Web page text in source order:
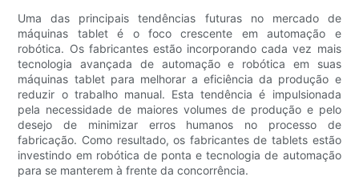
Uma das principais tendências futuras no mercado de
máquinas tablet é o foco crescente em automação e
robótica. Os fabricantes estão incorporando cada vez mais
tecnologia avançada de automação e robótica em suas
máquinas tablet para melhorar a eficiência da produção e
reduzir o trabalho manual. Esta tendência é impulsionada
pela necessidade de maiores volumes de produção e pelo
desejo de minimizar erros humanos no processo de
fabricação. Como resultado, os fabricantes de tablets estão
investindo em robótica de ponta e tecnologia de automação
para se manterem à frente da concorrência.